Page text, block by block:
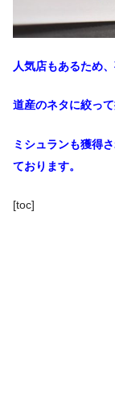
人気店もあるため
道産のネタに絞っ
ミシュランも獲得
ております。
[toc]